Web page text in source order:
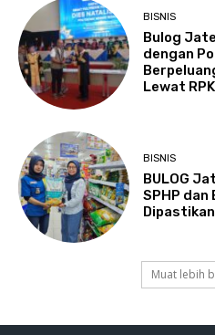
BISNIS
Bulog
dengan
Lewat
BISNIS
BULOG
SPHP
Muat lebih